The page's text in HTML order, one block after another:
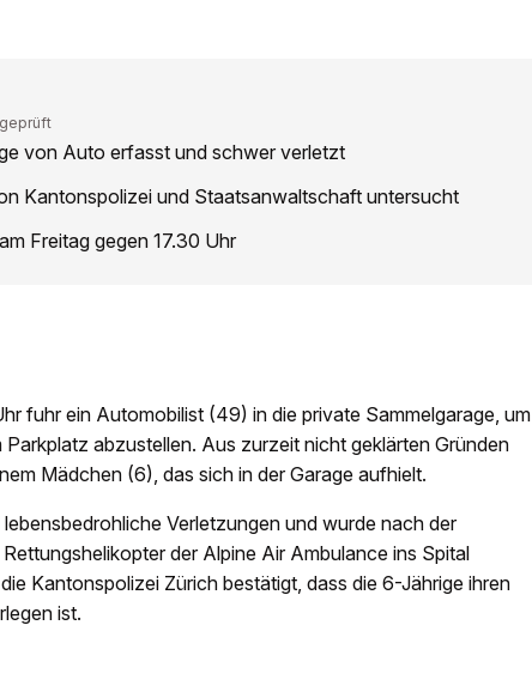
von Auto erfasst und schwer verletzt
Kantonspolizei und Staatsanwaltschaft untersucht
Freitag gegen 17.30 Uhr
fuhr ein Automobilist (49) in die private Sammelgarage, um
abzustellen. Aus zurzeit nicht geklärten Gründen
Mädchen (6), das sich in der Garage aufhielt.
Verletzungen und wurde nach der
der Alpine Air Ambulance ins Spital
Kantonspolizei Zürich bestätigt, dass die 6-Jährige ihren
ist.